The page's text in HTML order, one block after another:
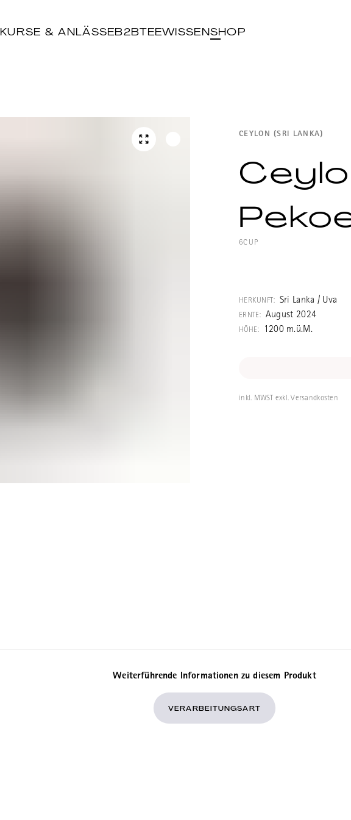
KURSE & ANLÄSSEB2BTEEWISSENSHOP
CEYLON (SRI LANKA)
6CUP
aus den Uva
HERKUNFT: Sri Lanka / Uva
ERNTE: August 2024
HÖHE: 1200 m.ü.M.
inkl. MWST exkl. Versandkosten
Weiterführende Informationen zu diesem Produkt
VERARBEITUNGSART